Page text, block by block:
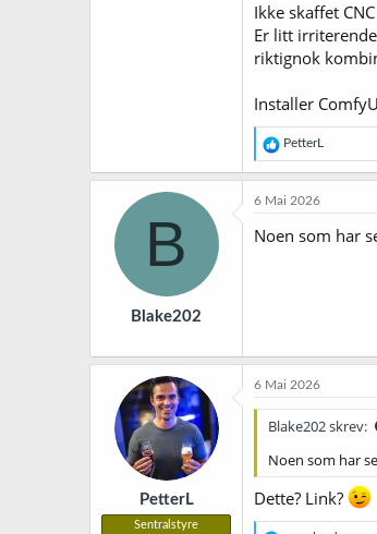
Ikke skaffet
Er litt
riktignok
Installer
R
e
a
k
PetterL
B
Blake202
6 Mai 2026
Noen som har
PetterL
Sentralstyre
6 Mai 2026
Blake202 skrev:
Noen som har
Dette? Link?